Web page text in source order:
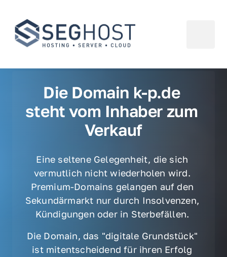
Die Domain k-p.de
steht vom Inhaber zum
Verkauf
Eine seltene Gelegenheit, die sich
vermutlich nicht wiederholen wird.
Premium-Domains gelangen auf den
Sekundärmarkt nur durch Insolvenzen,
Kündigungen oder in Sterbefällen.
Die Domain, das "digitale Grundstück"
ist mitentscheidend für ihren Erfolg